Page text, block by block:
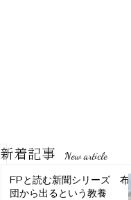
FPと読む新聞シリーズ 布
団から出るという教養
新着記事 New article